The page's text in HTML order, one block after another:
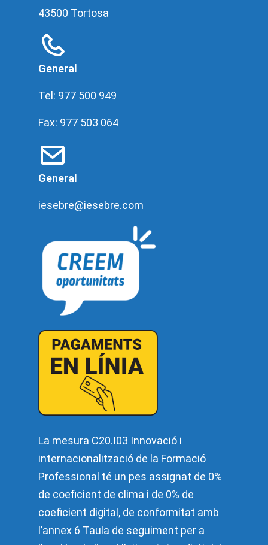
43500 Tortosa
General
Tel: 977 500 949
Fax: 977 503 064
General
iesebre@iesebre.com
La mesura C20.I03 Innovació i
internacionalització de la Formació
Professional té un pes assignat de 0%
de coeficient de clima i de 0% de
coeficient digital, de conformitat amb
l’annex 6 Taula de seguiment per a